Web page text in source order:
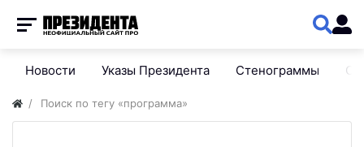
Новости Указы Президента Стенограммы
Поиск по тегу «программа»